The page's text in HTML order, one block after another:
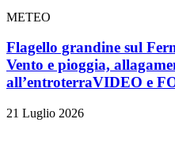
METEO
Flagello grandine sul
Vento e pioggia,
all’entroterraVIDEO e
21 Luglio 2026